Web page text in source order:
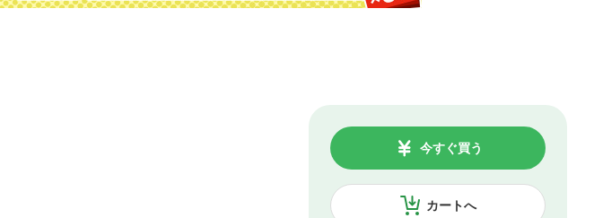
カートへ
今すぐ買う